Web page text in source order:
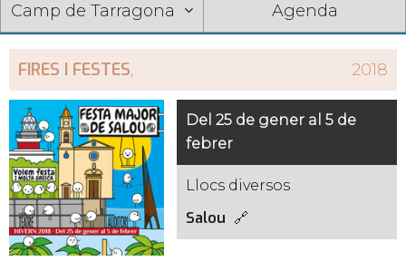
Camp de Tarragona Agenda
FIRES I FESTES, 2018
Del 25 de gener al 5 de
febrer
Llocs diversos
Salou